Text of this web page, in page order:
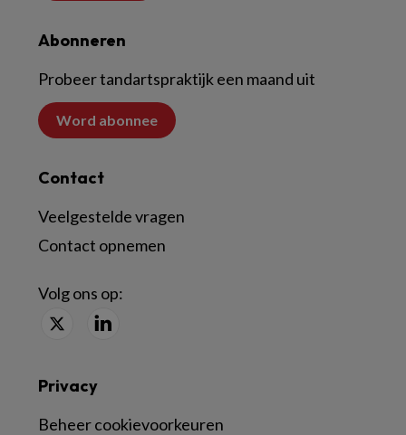
Abonneren
Probeer tandartspraktijk een maand uit
Word abonnee
Contact
Veelgestelde vragen
Contact opnemen
Volg ons op:
Privacy
Beheer cookievoorkeuren